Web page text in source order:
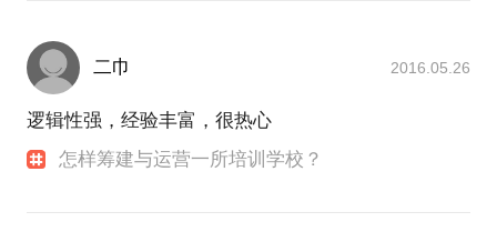
二巾 2016.05.26
逻辑性强，经验丰富，很热心
怎样筹建与运营一所培训学校？